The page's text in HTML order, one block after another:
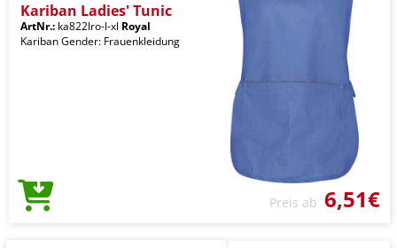
Kariban Ladies' Tunic
ArtNr.: ka822lro-l-xl Royal
Kariban Gender: Frauenkleidung
Preis ab 6,51€